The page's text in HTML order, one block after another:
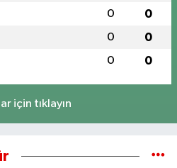
0 0
0 0
0 0
için tıklayın